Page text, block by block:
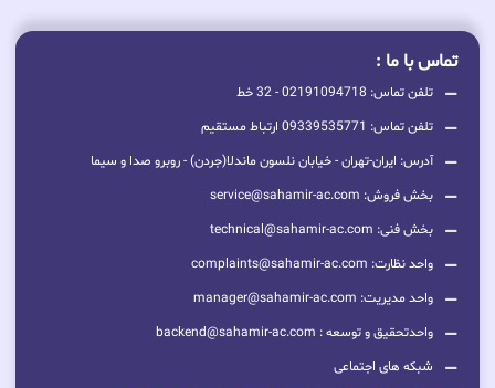
تماس با ما :
تلفن تماس: 02191094718 - 32 خط
تلفن تماس: 09339535771 ارتباط مستقیم
آدرس: ایران-تهران - خیابان نلسون ماندلا(جردن) - روبرو صدا و سیما
بخش فروش: service@sahamir-ac.com
بخش فنی: technical@sahamir-ac.com
واحد نظارت: complaints@sahamir-ac.com
واحد مدیریت: manager@sahamir-ac.com
واحدتحقیق و توسعه : backend@sahamir-ac.com
شبکه های اجتماعی